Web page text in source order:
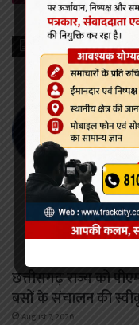
Recent Posts
छत्तीसगढ़ राज्य को
बसों के संचालन की
August 7, 2026